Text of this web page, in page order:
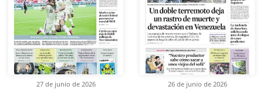
27 de junio de 2026 26 de junio de 2026